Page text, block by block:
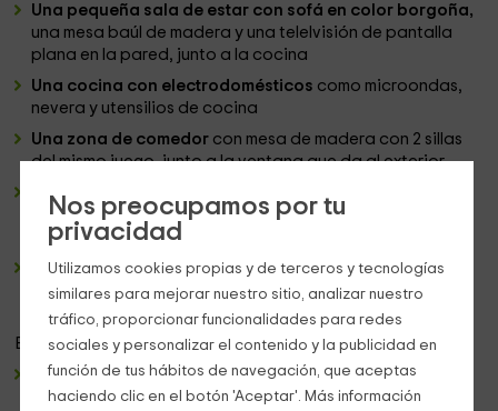
Nos preocupamos por tu
privacidad
Utilizamos cookies propias y de terceros y tecnologías
similares para mejorar nuestro sitio, analizar nuestro
tráfico, proporcionar funcionalidades para redes
sociales y personalizar el contenido y la publicidad en
función de tus hábitos de navegación, que aceptas
haciendo clic en el botón 'Aceptar'. Más información
Una pequeña sala de estar con sofá en color borgoña,
una mesa baúl de madera y una telelvisión de pantalla
plana en la pared, junto a la cocina
Una cocina con electrodomésticos como microondas,
nevera y utensilios de cocina
Una zona de comedor con mesa de madera con 2 sillas
del mismo juego, junto a la ventana que da al exterior
Una chimenea junto a la zona de comedor
que nuestra velada sea muy romántica, oyendo el
crepitar de la leña en el fuego
Un cuarto de baño con ducha com mampara. En esta
etancia dispondremos de ammenities como toallas,
secador de pelo y productos de higiene
En elexterior de la casa dispondremos de:
Una terrazacon césped natural con vistas al valle del
Jerte